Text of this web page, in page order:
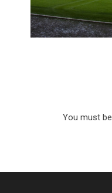
You must be